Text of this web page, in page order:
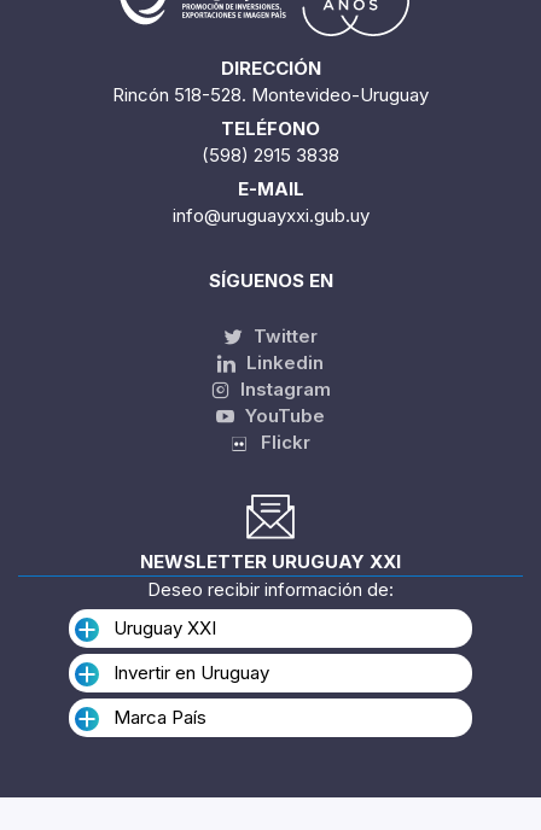
DIRECCIÓN
Rincón 518-528. Montevideo-Uruguay
TELÉFONO
(598) 2915 3838
E-MAIL
info@uruguayxxi.gub.uy
SÍGUENOS EN
Twitter
Linkedin
Instagram
YouTube
Flickr
NEWSLETTER URUGUAY XXI
Deseo recibir información de:
Uruguay XXI
Invertir en Uruguay
Marca País